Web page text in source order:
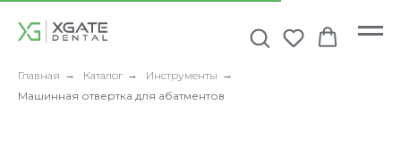
Главная → Каталог → Инструменты →
Машинная отвертка для абатментов